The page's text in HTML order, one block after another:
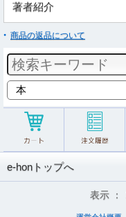
著者紹介
商品の返品について
e-honトップへ
表示 ：